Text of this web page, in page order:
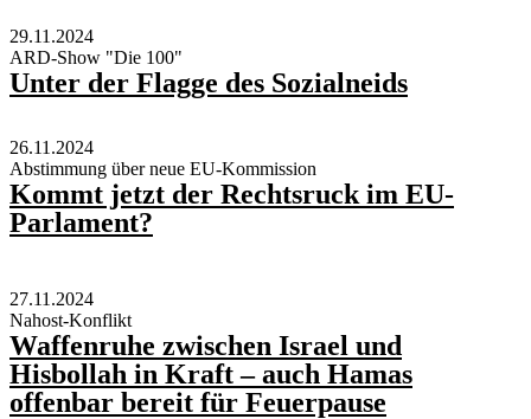
29.11.2024
ARD-Show "Die 100"
Unter der Flagge des Sozialneids
26.11.2024
Abstimmung über neue EU-Kommission
Kommt jetzt der Rechtsruck im EU-
Parlament?
27.11.2024
Nahost-Konflikt
Waffenruhe zwischen Israel und
Hisbollah in Kraft – auch Hamas
offenbar bereit für Feuerpause